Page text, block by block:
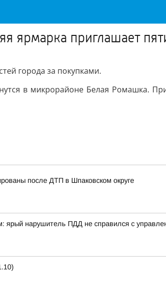
ярмарка приглашает
города за покупками.
в микрорайоне Белая Ромашка.
после ДТП в Шпаковском округе
нарушитель ПДД не справился с